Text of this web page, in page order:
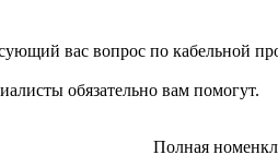
вас вопрос по кабельной
обязательно вам помогут.
Полная